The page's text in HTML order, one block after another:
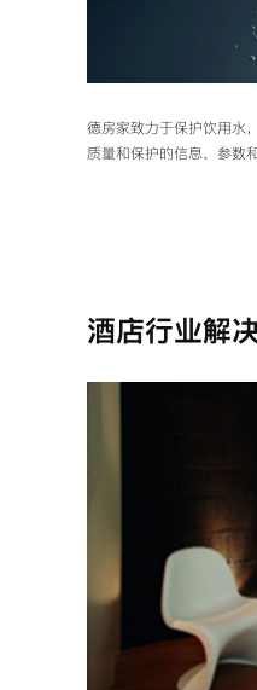
德房家致力于保护饮用水
质量和保护的信息、参数
酒店行业解